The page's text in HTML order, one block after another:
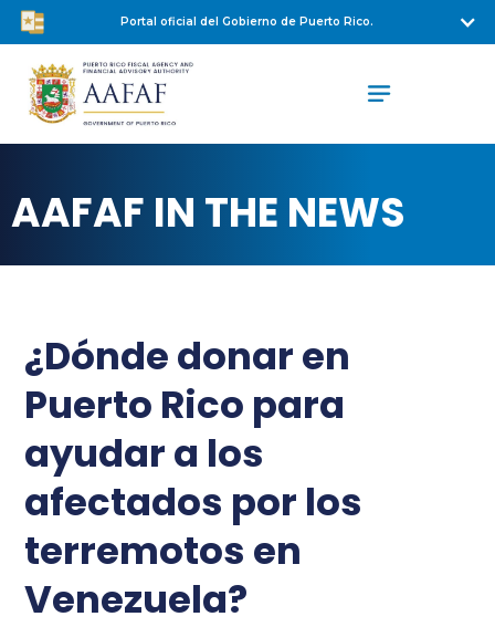
Portal oficial del Gobierno de Puerto Rico.
AAFAF IN THE NEWS
¿Dónde donar en
Puerto Rico para
ayudar a los
afectados por los
terremotos en
Venezuela?